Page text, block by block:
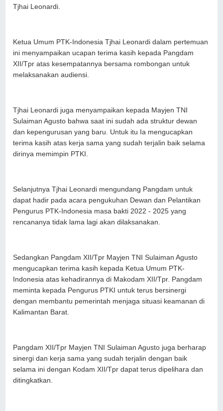
Tjhai Leonardi.
Ketua Umum PTK-Indonesia Tjhai Leonardi dalam pertemuan
ini menyampaikan ucapan terima kasih kepada Pangdam
XII/Tpr atas kesempatannya bersama rombongan untuk
melaksanakan audiensi.
Tjhai Leonardi juga menyampaikan kepada Mayjen TNI
Sulaiman Agusto bahwa saat ini sudah ada struktur dewan
dan kepengurusan yang baru. Untuk itu Ia mengucapkan
terima kasih atas kerja sama yang sudah terjalin baik selama
dirinya memimpin PTKI.
Selanjutnya Tjhai Leonardi mengundang Pangdam untuk
dapat hadir pada acara pengukuhan Dewan dan Pelantikan
Pengurus PTK-Indonesia masa bakti 2022 - 2025 yang
rencananya tidak lama lagi akan dilaksanakan.
Sedangkan Pangdam XII/Tpr Mayjen TNI Sulaiman Agusto
mengucapkan terima kasih kepada Ketua Umum PTK-
Indonesia atas kehadirannya di Makodam XII/Tpr. Pangdam
meminta kepada Pengurus PTKI untuk terus bersinergi
dengan membantu pemerintah menjaga situasi keamanan di
Kalimantan Barat.
Pangdam XII/Tpr Mayjen TNI Sulaiman Agusto juga berharap
sinergi dan kerja sama yang sudah terjalin dengan baik
selama ini dengan Kodam XII/Tpr dapat terus dipelihara dan
ditingkatkan.